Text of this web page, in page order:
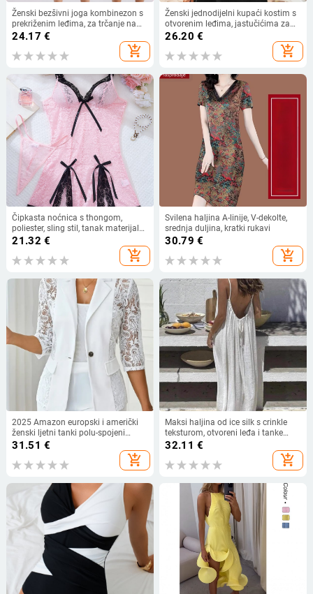
Ženski bezšivni joga kombinezon s
prekriženim leđima, za trčanje na
otvorenom, upija vlagu, 90% najlon,
10% spandeks, uklonjive jastuke za
prsa, ljeto 2025
24.17 €
add_shopping_cart
Ženski jednodijelni kupaći kostim s
otvorenim leđima, jastučićima za
prsa, visokom elastičnošću i
izdržljivim poliesterom, bez rukava.
26.20 €
add_shopping_cart
Čipkasta noćnica s thongom,
poliester, sling stil, tanak materijal
101–120 g/m², postotak poliester
21.32 €
add_shopping_cart
Svilena haljina A-linije, V-dekolte,
srednja duljina, kratki rukavi
30.79 €
add_shopping_cart
2025 Amazon europski i američki
ženski ljetni tanki polu-spojeni
čipkasti mali top s jednim gumbom
31.51 €
add_shopping_cart
Maksi haljina od ice silk s crinkle
teksturom, otvoreni leđa i tanke
naramenice, plisirana
32.11 €
add_shopping_cart